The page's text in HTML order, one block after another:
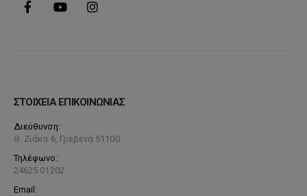
ΣΤΟΙΧΕΙΑ ΕΠΙΚΟΙΝΩΝΙΑΣ
Διεύθυνση:
Θ. Ζιάκα 6, Γρεβενά 51100
Τηλέφωνο:
24625 01202
Email: